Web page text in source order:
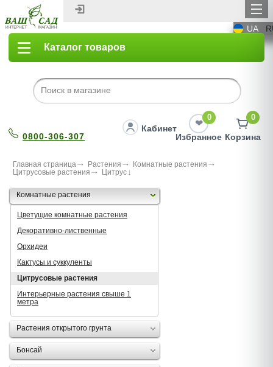
UA
Каталог товаров
0800-306-307
Кабинет
0
Избранное
0
Корзина
Главная страница Растения
Комнатные растения
Цитрусовые растения
Цитрус
Комнатные растения
Цветущие комнатные растения
Декоративно-лиственные
Орхидеи
Кактусы и суккуленты
Цитрусовые растения
Интерьерные растения свыше 1
метра
Растения открытого грунта
Бонсай